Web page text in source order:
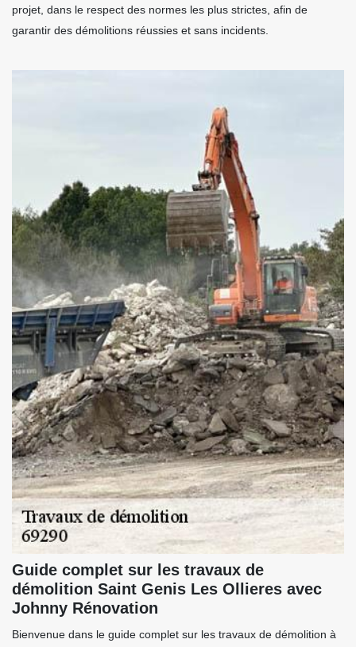
projet, dans le respect des normes les plus strictes, afin de
garantir des démolitions réussies et sans incidents.
Guide complet sur les travaux de
démolition Saint Genis Les Ollieres avec
Johnny Rénovation
Bienvenue dans le guide complet sur les travaux de démolition à